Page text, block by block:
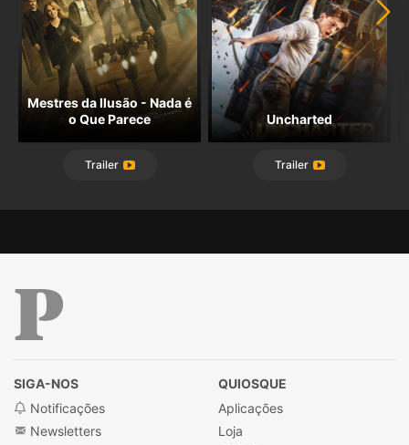
Mestres da Ilusão - Nada é
o Que Parece
Trailer
Uncharted
Trailer
SIGA-NOS
Notificações
Newsletters
QUIOSQUE
Aplicações
Loja